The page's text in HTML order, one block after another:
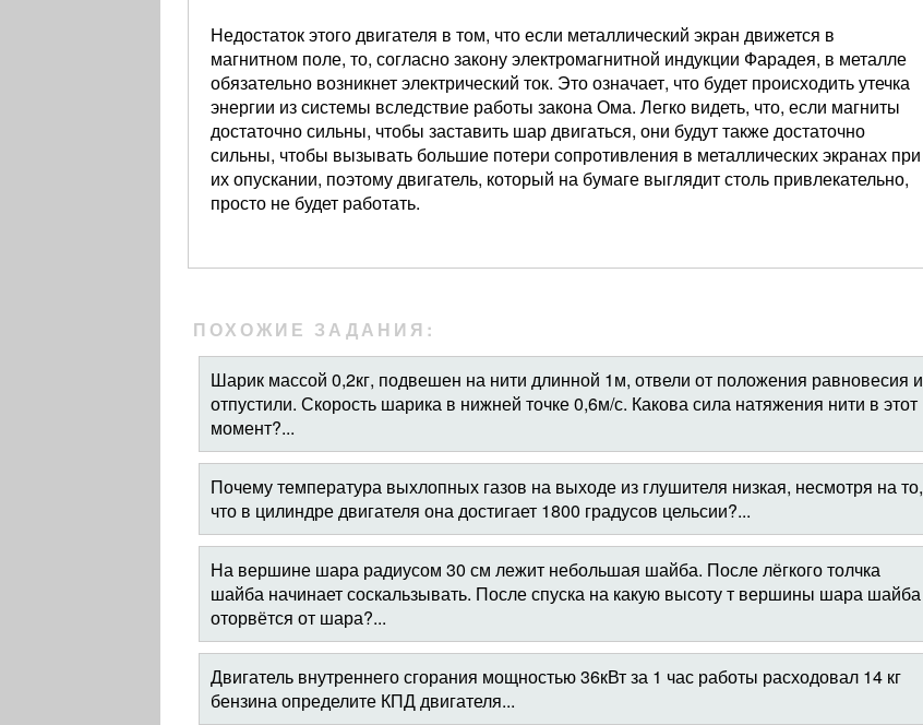
Недостаток этого двигателя в том, что если металлический экран движется в
магнитном поле, то, согласно закону электромагнитной индукции Фарадея, в металле
обязательно возникнет электрический ток. Это означает, что будет происходить утечка
энергии из системы вследствие работы закона Ома. Легко видеть, что, если магниты
достаточно сильны, чтобы заставить шар двигаться, они будут также достаточно
сильны, чтобы вызывать большие потери сопротивления в металлических экранах при
их опускании, поэтому двигатель, который на бумаге выглядит столь привлекательно,
просто не будет работать.
ПОХОЖИЕ ЗАДАНИЯ:
Шарик массой 0,2кг, подвешен на нити длинной 1м, отвели от положения равновесия и
отпустили. Скорость шарика в нижней точке 0,6м/с. Какова сила натяжения нити в этот
момент?...
Почему температура выхлопных газов на выходе из глушителя низкая, несмотря на то,
что в цилиндре двигателя она достигает 1800 градусов цельсии?...
На вершине шара радиусом 30 см лежит небольшая шайба. После лёгкого толчка
шайба начинает соскальзывать. После спуска на какую высоту т вершины шара шайба
оторвётся от шара?...
Двигатель внутреннего сгорания мощностью 36кВт за 1 час работы расходовал 14 кг
бензина определите КПД двигателя...